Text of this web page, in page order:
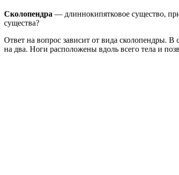
Сколопендра — длиннокипятковое существо,
существа?
Ответ на вопрос зависит от вида сколопендры. В
на два. Ноги расположены вдоль всего тела и